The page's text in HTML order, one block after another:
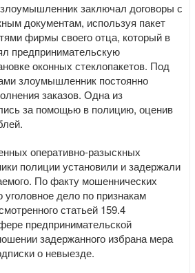
заключал договоры с
документам, используя пакет
фирмы своего отца, который в
предпринимательскую
оконных стеклопакетов. Под
злоумышленник постоянно
заказов. Одна из
за помощью в полицию, оценив
оперативно-разыскных
полиции установили и задержали
По факту мошеннических
дело по признакам
статьей 159.4
предпринимательской
задержанного избрана мера
о невыезде.